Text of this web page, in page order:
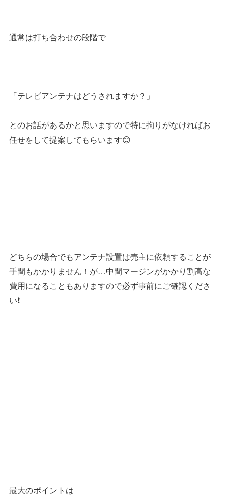
通常は打ち合わせの段階で
「テレビアンテナはどうされますか？」
とのお話があるかと思いますので特に拘りがなければお
任せをして提案してもらいます😊
どちらの場合でもアンテナ設置は売主に依頼することが
手間もかかりません！が…中間マージンがかかり割高な
費用になることもありますので必ず事前にご確認くださ
い❗️
最大のポイントは